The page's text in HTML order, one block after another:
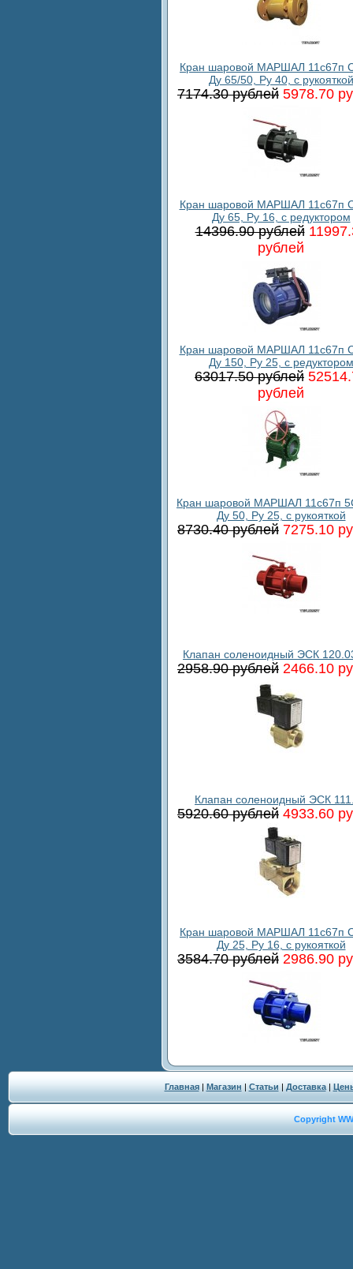
Кран шаровой МАРШАЛ 11с67п
Ду 65/50, Ру 40, с рукояткой
7174.30 рублей 5978.70
Кран шаровой МАРШАЛ 11с67п
Ду 65, Ру 16, с редуктором
14396.90 рублей
рублей
Кран шаровой МАРШАЛ 11с67п
Ду 150, Ру 25, с редуктором
63017.50 рублей
рублей
Кран шаровой МАРШАЛ 11с67п
Ду 50, Ру 25, с рукояткой
8730.40 рублей 7275.10
Клапан соленоидный ЭСК
2958.90 рублей 2466.10
Клапан соленоидный ЭСК
5920.60 рублей 4933.60
Кран шаровой МАРШАЛ 11с67п
Ду 25, Ру 16, с рукояткой
3584.70 рублей 2986.90
Главная| Магазин | Статьи | Доставка|
Copyright